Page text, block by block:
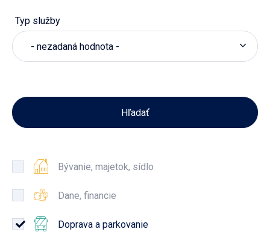
Typ služby
- nezadaná hodnota -
Bývanie, majetok, sídlo
Dane, financie
Doprava a parkovanie